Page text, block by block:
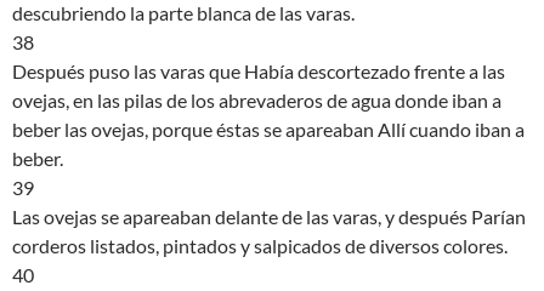
descubriendo la parte blanca de las varas.
38
Después puso las varas que Había descortezado frente a las
ovejas, en las pilas de los abrevaderos de agua donde iban a
beber las ovejas, porque éstas se apareaban Allí cuando iban a
beber.
39
Las ovejas se apareaban delante de las varas, y después Parían
corderos listados, pintados y salpicados de diversos colores.
40